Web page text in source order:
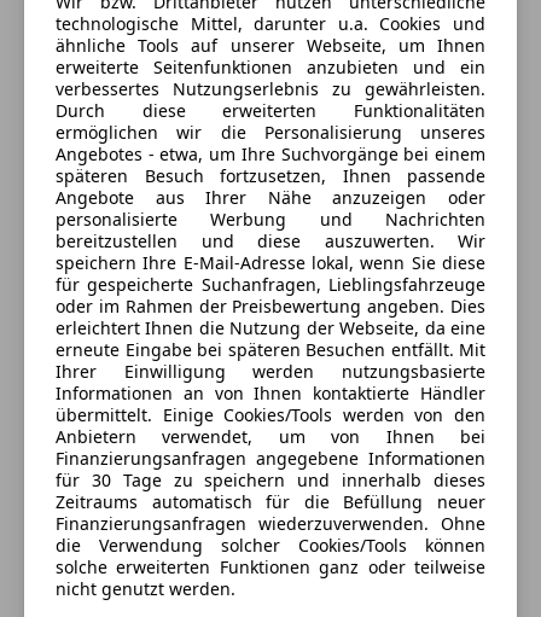
Fahrerairbag
Geschwindigkeits-begrenzungsanlage
Isofix
LED-Scheinwerfer
LED-Tagfahrlicht
Nebelscheinwerfer
Notbremsassistent
Reifendruckkontrollsystem
Seitenairbag
Servolenkung
Spurhalteassistent
Traktionskontrolle
Verkehrszeichenerkennung
Zentralverriegelung
Extras
Ambientebeleuchtung
Dachreling
Spoiler
Sprachsteuerung
Touchscreen
AUTO ROYAL COMPANY
Alle Fahrzeuge des Anbieters
Anbieter kontaktieren
Deine Nachricht
Eintauschwagen: Kaufen und verkaufen in nur einem
Schritt
Ich möchte mein Auto in Zahlung geben
(unverbindlich).
technologische Mittel, darunter u.a. Cookies und
ähnliche Tools auf unserer Webseite, um Ihnen
erweiterte Seitenfunktionen anzubieten und ein
verbessertes Nutzungserlebnis zu gewährleisten.
Durch diese erweiterten Funktionalitäten
ermöglichen wir die Personalisierung unseres
Angebotes - etwa, um Ihre Suchvorgänge bei einem
späteren Besuch fortzusetzen, Ihnen passende
Angebote aus Ihrer Nähe anzuzeigen oder
personalisierte Werbung und Nachrichten
bereitzustellen und diese auszuwerten. Wir
speichern Ihre E-Mail-Adresse lokal, wenn Sie diese
für gespeicherte Suchanfragen, Lieblingsfahrzeuge
oder im Rahmen der Preisbewertung angeben. Dies
erleichtert Ihnen die Nutzung der Webseite, da eine
erneute Eingabe bei späteren Besuchen entfällt. Mit
Ihrer Einwilligung werden nutzungsbasierte
Informationen an von Ihnen kontaktierte Händler
übermittelt. Einige Cookies/Tools werden von den
Anbietern verwendet, um von Ihnen bei
Finanzierungsanfragen angegebene Informationen
für 30 Tage zu speichern und innerhalb dieses
Zeitraums automatisch für die Befüllung neuer
Finanzierungsanfragen wiederzuverwenden. Ohne
die Verwendung solcher Cookies/Tools können
solche erweiterten Funktionen ganz oder teilweise
nicht genutzt werden.